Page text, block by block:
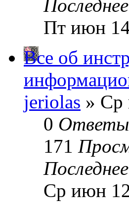
Пт июн
Все об
jeriolas » Ср
0 Ответы
171
Ср июн